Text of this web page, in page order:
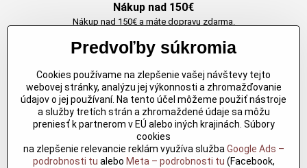
Nákup nad 150€
Nákup nad 150€ a máte dopravu zdarma.
Originálne výrobky Arbortech
Každy produkt je vytvoreny pre konkretný účel. Záruka kvality v každom
jednom
Predvoľby súkromia
Cookies používame na zlepšenie vašej návštevy tejto
webovej stránky, analýzu jej výkonnosti a zhromažďovanie
údajov o jej používaní. Na tento účel môžeme použiť nástroje
a služby tretích strán a zhromaždené údaje sa môžu
preniesť k partnerom v EÚ alebo iných krajinách. Súbory
cookies
na zlepšenie relevancie reklám využíva služba Google Ads –
podrobnosti tu alebo Meta – podrobnosti tu (Facebook,